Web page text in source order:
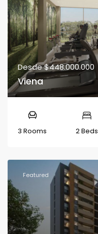
Desde$448.000.000
Viena
3 Rooms 2 Beds
Featured